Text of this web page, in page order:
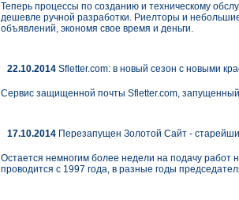
Теперь процессы по созданию и техническому
дешевле ручной разработки. Риелторы и
объявлений, экономя свое время и деньги.
22.10.2014 Sfletter.com: в новый сезон с новыми
Сервис защищенной почты Sfletter.com,
17.10.2014 Перезапущен Золотой Сайт -
Остается немногим более недели на подачу работ
проводится с 1997 года, в разные годы